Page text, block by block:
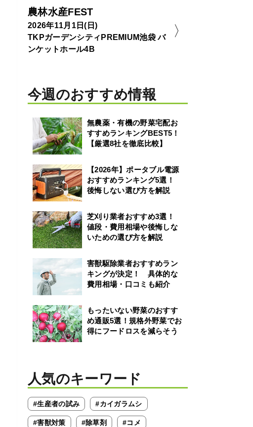
農林水産FEST
2026年11月1日(日)
TKPガーデンシティPREMIUM池袋 バ
ンケットホール4B
今週のおすすめ情報
無農薬・有機の野菜宅配お
すすめランキングBEST5！
【厳選8社を徹底比較】
【2026年】ポータブル電源
おすすめランキング5選！
後悔しない選び方を解説
芝刈り業者おすすめ3選！
値段・費用相場や後悔しな
いための選び方を解説
害獣駆除業者おすすめラン
キングが決定！ 具体的な
費用相場・口コミも紹介
もったいない野菜のおすす
め通販5選！規格外野菜でお
得にフードロスを減らそう
人気のキーワード
#生産者の試み #カイガラムシ
#害獣対策 #除草剤 #コメ